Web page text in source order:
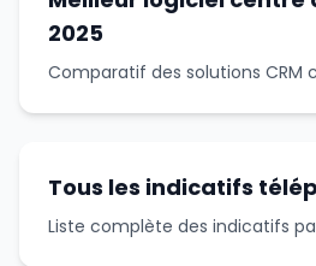
2025
Comparatif des solutions CRM
Tous les indicatifs
Liste complète des indicatifs